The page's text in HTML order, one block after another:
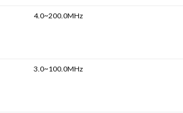
4.0~200.0MHz
3.0~100.0MHz